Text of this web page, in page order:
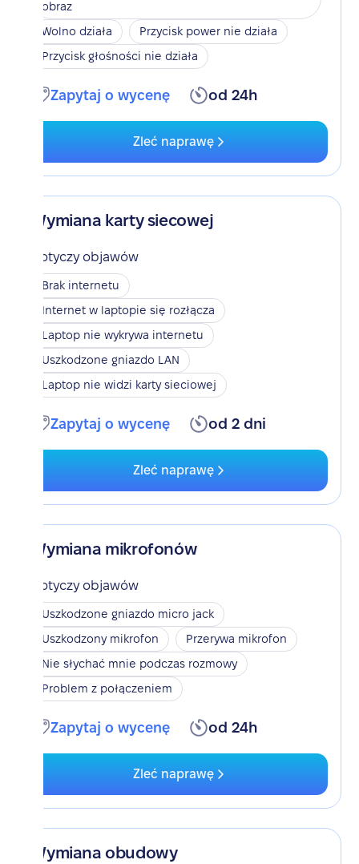
obraz
Wolno działa
Przycisk power nie działa
Przycisk głośności nie działa
Zapytaj o wycenę od 24h
Zleć naprawę
Wymiana karty siecowej
Dotyczy objawów
Brak internetu
Internet w laptopie się rozłącza
Laptop nie wykrywa internetu
Uszkodzone gniazdo LAN
Laptop nie widzi karty sieciowej
Zapytaj o wycenę od 2 dni
Zleć naprawę
Wymiana mikrofonów
Dotyczy objawów
Uszkodzone gniazdo micro jack
Uszkodzony mikrofon
Przerywa mikrofon
Nie słychać mnie podczas rozmowy
Problem z połączeniem
Zapytaj o wycenę od 24h
Zleć naprawę
Wymiana obudowy